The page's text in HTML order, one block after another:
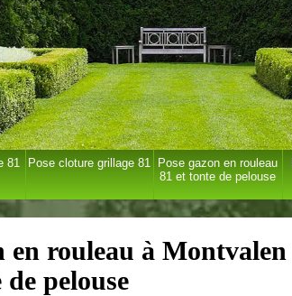
81 Pose cloture grillage 81
Pose gazon en rouleau
81 et tonte de pelouse
en rouleau à Montvalen
pelouse